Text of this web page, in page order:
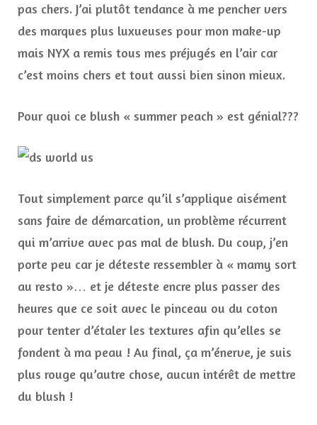
pas chers. J’ai plutôt tendance à me pencher vers
des marques plus luxueuses pour mon make-up
mais NYX a remis tous mes préjugés en l’air car
c’est moins chers et tout aussi bien sinon mieux.
Pour quoi ce blush « summer peach » est génial???
Tout simplement parce qu’il s’applique aisément
sans faire de démarcation, un problème récurrent
qui m’arrive avec pas mal de blush. Du coup, j’en
porte peu car je déteste ressembler à « mamy sort
au resto »… et je déteste encre plus passer des
heures que ce soit avec le pinceau ou du coton
pour tenter d’étaler les textures afin qu’elles se
fondent à ma peau ! Au final, ça m’énerve, je suis
plus rouge qu’autre chose, aucun intérêt de mettre
du blush !